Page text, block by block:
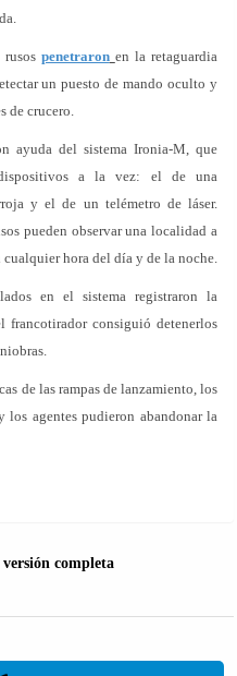
penetraron en la retaguardia
un puesto de mando oculto y
de crucero.
ayuda del sistema Ironia-M, que
a la vez: el de una
y el de un telémetro de láser.
pueden observar una localidad a
hora del día y de la noche.
en el sistema registraron la
francotirador consiguió detenerlos
de las rampas de lanzamiento, los
agentes pudieron abandonar la
completa